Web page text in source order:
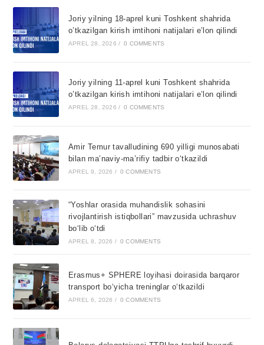
Joriy yilning 18-aprel kuni Toshkent shahrida
o’tkazilgan kirish imtihoni natijalari e’lon qilindi
APREL 28, 2026 / 0 COMMENTS
Joriy yilning 11-aprel kuni Toshkent shahrida
o’tkazilgan kirish imtihoni natijalari e’lon qilindi
APREL 28, 2026 / 0 COMMENTS
Amir Temur tavalludining 690 yilligi munosabati
bilan ma’naviy-ma’rifiy tadbir o‘tkazildi
APREL 9, 2026 / 0 COMMENTS
“Yoshlar orasida muhandislik sohasini
rivojlantirish istiqbollari” mavzusida uchrashuv
bo‘lib o‘tdi
APREL 8, 2026 / 0 COMMENTS
Erasmus+ SPHERE loyihasi doirasida barqaror
transport bo‘yicha treninglar o‘tkazildi
APREL 6, 2026 / 0 COMMENTS